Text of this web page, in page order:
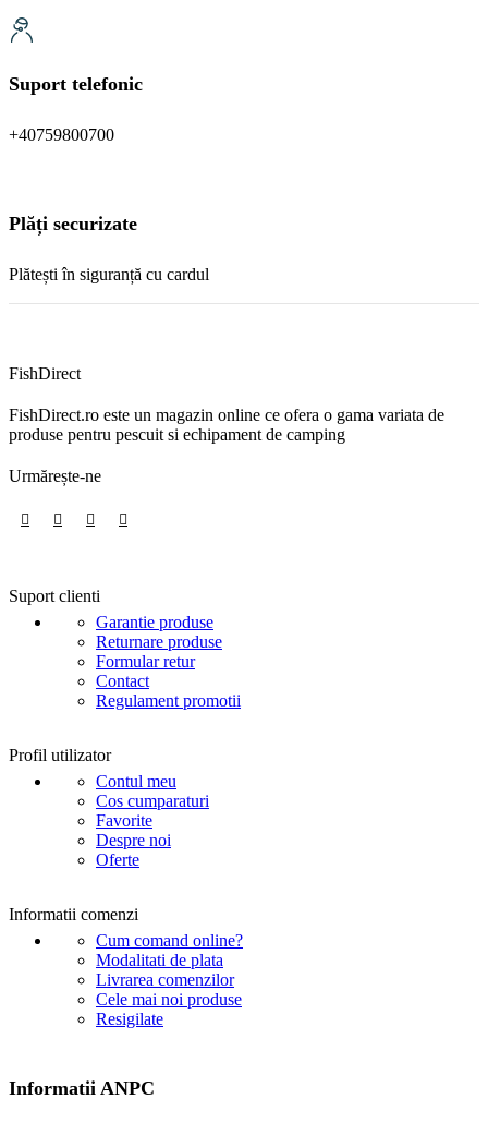
Suport telefonic
+40759800700
Plăți securizate
Plătești în siguranță cu cardul
FishDirect
FishDirect.ro este un magazin online ce ofera o gama variata de
produse pentru pescuit si echipament de camping
Urmărește-ne
Suport clienti
Garantie produse
Returnare produse
Formular retur
Contact
Regulament promotii
Profil utilizator
Contul meu
Cos cumparaturi
Favorite
Despre noi
Oferte
Informatii comenzi
Cum comand online?
Modalitati de plata
Livrarea comenzilor
Cele mai noi produse
Resigilate
Informatii ANPC